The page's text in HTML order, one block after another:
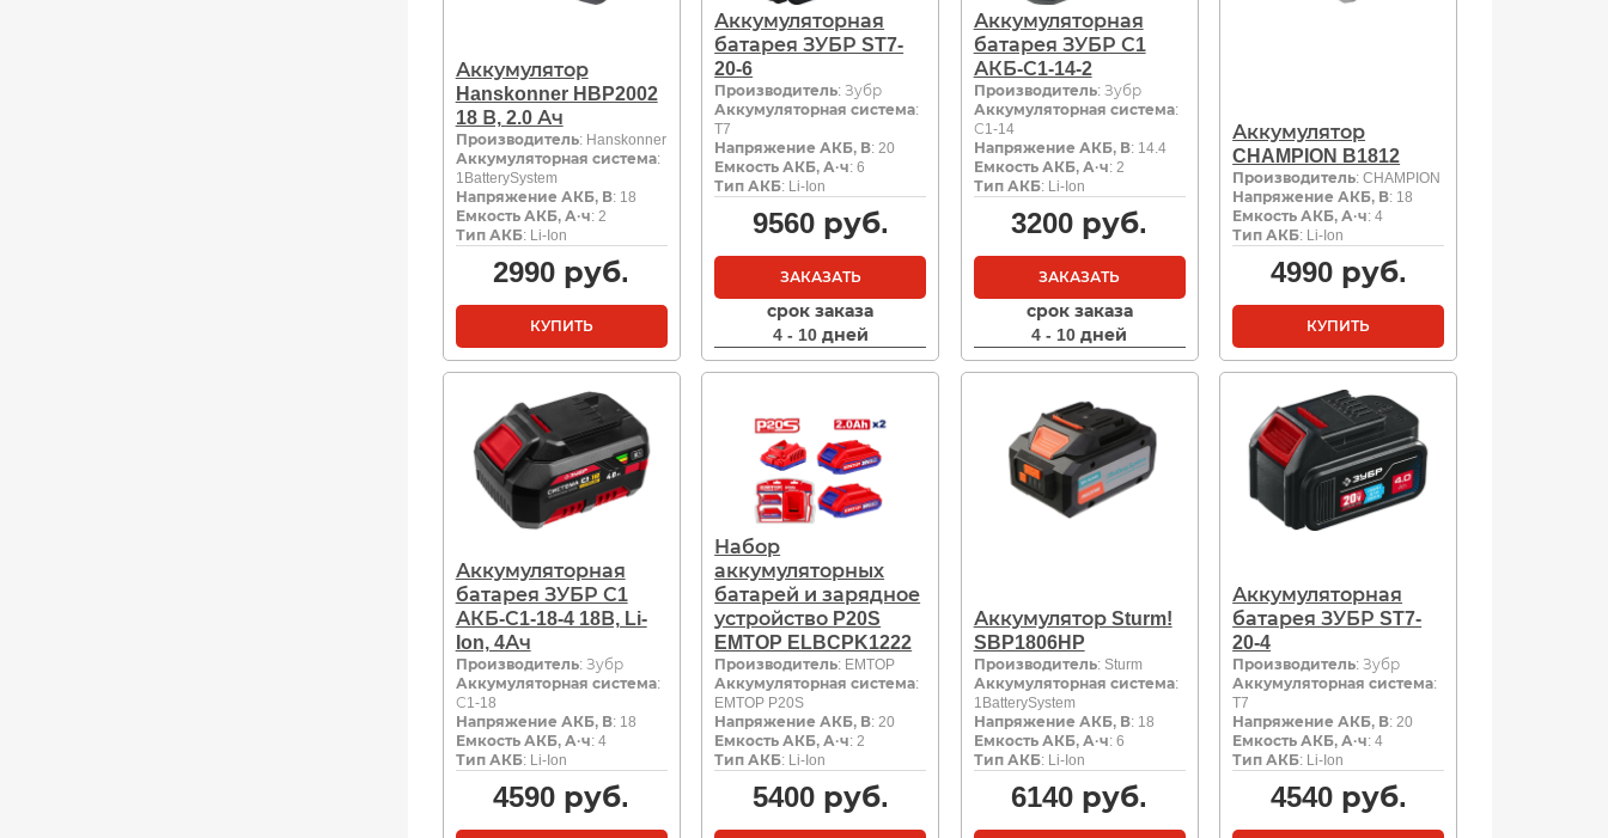
Аккумулятор
Hanskonner HBP2002
18 В, 2.0 Ач
Производитель: Hanskonner
Аккумуляторная система:
1BatterySystem
Напряжение АКБ, В: 18
Емкость АКБ, А·ч: 2
Тип АКБ: Li-Ion
2990 руб.
КУПИТЬ
Аккумуляторная
батарея ЗУБР ST7-
20-6
Производитель: Зубр
Аккумуляторная система:
T7
Напряжение АКБ, В: 20
Емкость АКБ, А·ч: 6
Тип АКБ: Li-Ion
9560руб.
ЗАКАЗАТЬ
срок заказа
4 - 10 дней
Аккумуляторная
батарея ЗУБР С1
АКБ-С1-14-2
Производитель: Зубр
Аккумуляторная система:
С1-14
Напряжение АКБ, В: 14.4
Емкость АКБ, А·ч: 2
Тип АКБ: Li-Ion
3200 руб.
ЗАКАЗАТЬ
срок заказа
4 - 10 дней
Аккумулятор
CHAMPION B1812
Производитель: CHAMPION
Напряжение АКБ, В: 18
Емкость АКБ, А·ч: 4
Тип АКБ: Li-Ion
4990руб.
КУПИТЬ
Аккумуляторная
батарея ЗУБР С1
АКБ-С1-18-4 18В, Li-
Ion, 4Ач
Производитель: Зубр
Аккумуляторная система:
С1-18
Напряжение АКБ, В: 18
Емкость АКБ, А·ч: 4
Тип АКБ: Li-Ion
4590 руб.
Набор
аккумуляторных
батарей и зарядное
устройство P20S
EMTOP ELBCPK1222
Производитель: EMTOP
Аккумуляторная система:
EMTOP P20S
Напряжение АКБ, В: 20
Емкость АКБ, А·ч: 2
Тип АКБ: Li-Ion
5400руб.
Аккумулятор Sturm!
SBP1806HP
Производитель: Sturm
Аккумуляторная система:
1BatterySystem
Напряжение АКБ, В: 18
Емкость АКБ, А·ч: 6
Тип АКБ: Li-Ion
6140 руб.
Аккумуляторная
батарея ЗУБР ST7-
20-4
Производитель: Зубр
Аккумуляторная система:
T7
Напряжение АКБ, В: 20
Емкость АКБ, А·ч: 4
Тип АКБ: Li-Ion
4540руб.